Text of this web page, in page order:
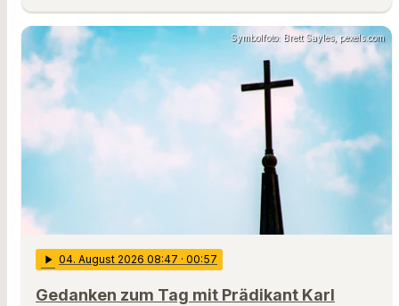
Symbolfoto: Brett Sayles, pexels.com
play_arrow 04. August 2026 08:47 · 00:57
Gedanken zum Tag mit Prädikant Karl